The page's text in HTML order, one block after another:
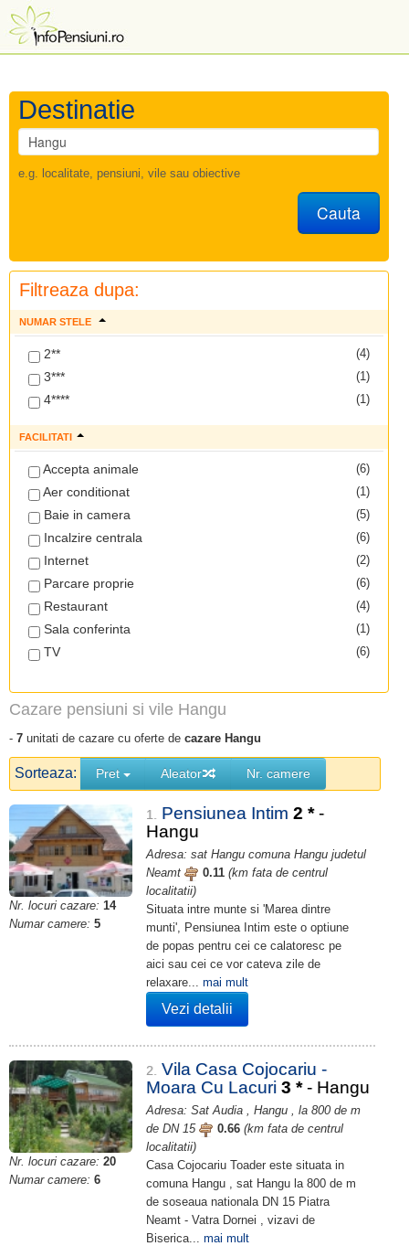
Destinatie
e.g. localitate, pensiuni, vile sau obiective
Cauta
Filtreaza dupa:
NUMAR STELE
(4)
2**
(1)
3***
(1)
4****
FACILITATI
(6)
Accepta animale
(1)
Aer conditionat
(5)
Baie in camera
(6)
Incalzire centrala
(2)
Internet
(6)
Parcare proprie
(4)
Restaurant
(1)
Sala conferinta
(6)
TV
Cazare pensiuni si vile Hangu
- 7 unitati de cazare cu oferte de cazare Hangu
Sorteaza: Pret Aleator Nr. camere
Nr. locuri cazare: 14
Numar camere: 5
1. Pensiunea Intim 2 * -
Hangu
Adresa: sat Hangu comuna Hangu judetul
Neamt
0.11 (km fata de centrul
localitatii)
Situata intre munte si 'Marea dintre
munti', Pensiunea Intim este o optiune
de popas pentru cei ce calatoresc pe
aici sau cei ce vor cateva zile de
relaxare... mai mult
Vezi detalii
Nr. locuri cazare: 20
Numar camere: 6
2. Vila Casa Cojocariu -
Moara Cu Lacuri 3 * - Hangu
Adresa: Sat Audia , Hangu , la 800 de m
de DN 15
0.66 (km fata de centrul
localitatii)
Casa Cojocariu Toader este situata in
comuna Hangu , sat Hangu la 800 de m
de soseaua nationala DN 15 Piatra
Neamt - Vatra Dornei , vizavi de
Biserica... mai mult